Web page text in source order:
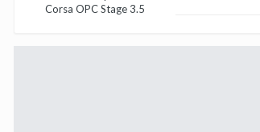
Corsa OPC Stage 3.5